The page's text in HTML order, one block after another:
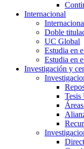
Internacional
Doble
UC Global
Estudia en
Estudia en
Investigación y
Tesis